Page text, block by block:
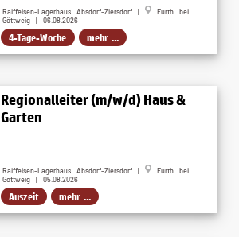
Raiffeisen-Lagerhaus Absdorf-Ziersdorf |
Furth bei
Göttweig | 06.08.2026
4-Tage-Woche mehr ...
Regionalleiter (m/w/d) Haus &
Garten
Raiffeisen-Lagerhaus Absdorf-Ziersdorf |
Furth bei
Göttweig | 05.08.2026
Auszeit mehr ...